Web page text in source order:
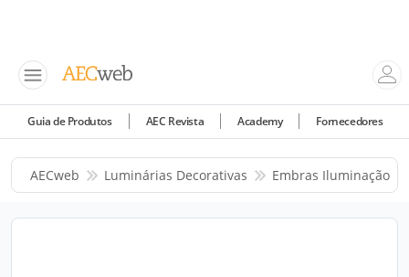
Guia de Produtos AEC Revista Academy Fornecedores
AECweb Luminárias Decorativas Embras Iluminação